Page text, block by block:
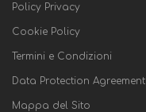
Policy Privacy
Cookie Policy
Termini e Condizioni
Data Protection Agreement
Mappa del Sito